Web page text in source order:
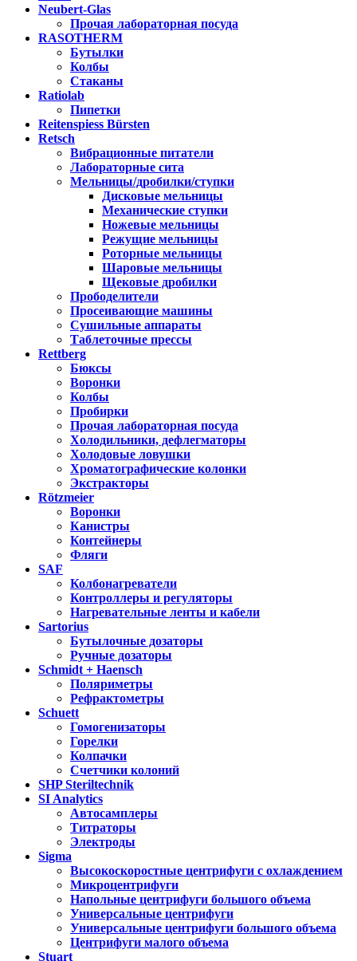
Neubert-Glas
Прочая лабораторная посуда
RASOTHERM
Бутылки
Колбы
Стаканы
Ratiolab
Пипетки
Reitenspiess Bürsten
Retsch
Вибрационные питатели
Лабораторные сита
Мельницы/дробилки/ступки
Дисковые мельницы
Механические ступки
Ножевые мельницы
Режущие мельницы
Роторные мельницы
Шаровые мельницы
Щековые дробилки
Прободелители
Просеивающие машины
Сушильные аппараты
Таблеточные прессы
Rettberg
Бюксы
Воронки
Колбы
Пробирки
Прочая лабораторная посуда
Холодильники, дефлегматоры
Холодовые ловушки
Хроматографические колонки
Экстракторы
Rötzmeier
Воронки
Канистры
Контейнеры
Фляги
SAF
Колбонагреватели
Контроллеры и регуляторы
Нагревательные ленты и кабели
Sartorius
Бутылочные дозаторы
Ручные дозаторы
Schmidt + Haensch
Поляриметры
Рефрактометры
Schuett
Гомогенизаторы
Горелки
Колпачки
Счетчики колоний
SHP Steriltechnik
SI Analytics
Автосамплеры
Титраторы
Электроды
Sigma
Высокоскоростные центрифуги с охлаждением
Микроцентрифуги
Напольные центрифуги большого объема
Универсальные центрифуги
Универсальные центрифуги большого объема
Центрифуги малого объема
Stuart